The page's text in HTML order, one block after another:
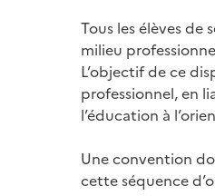
Tous les élèves
milieu
L’objectif de ce
professionnel, en
l’éducation à
Une convention
cette séquence